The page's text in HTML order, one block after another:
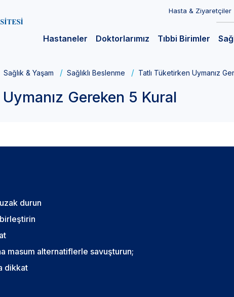
Hasta & Ziyaretçiler
Hastaneler Doktorlarımız Tıbbi Birimler
Sağlık & Yaşam Sağlıklı Beslenme Tatlı Tüketirken Uymanız
Gereken 5 Kural
durun
masum alternatiflerle savuşturun;
dikkat